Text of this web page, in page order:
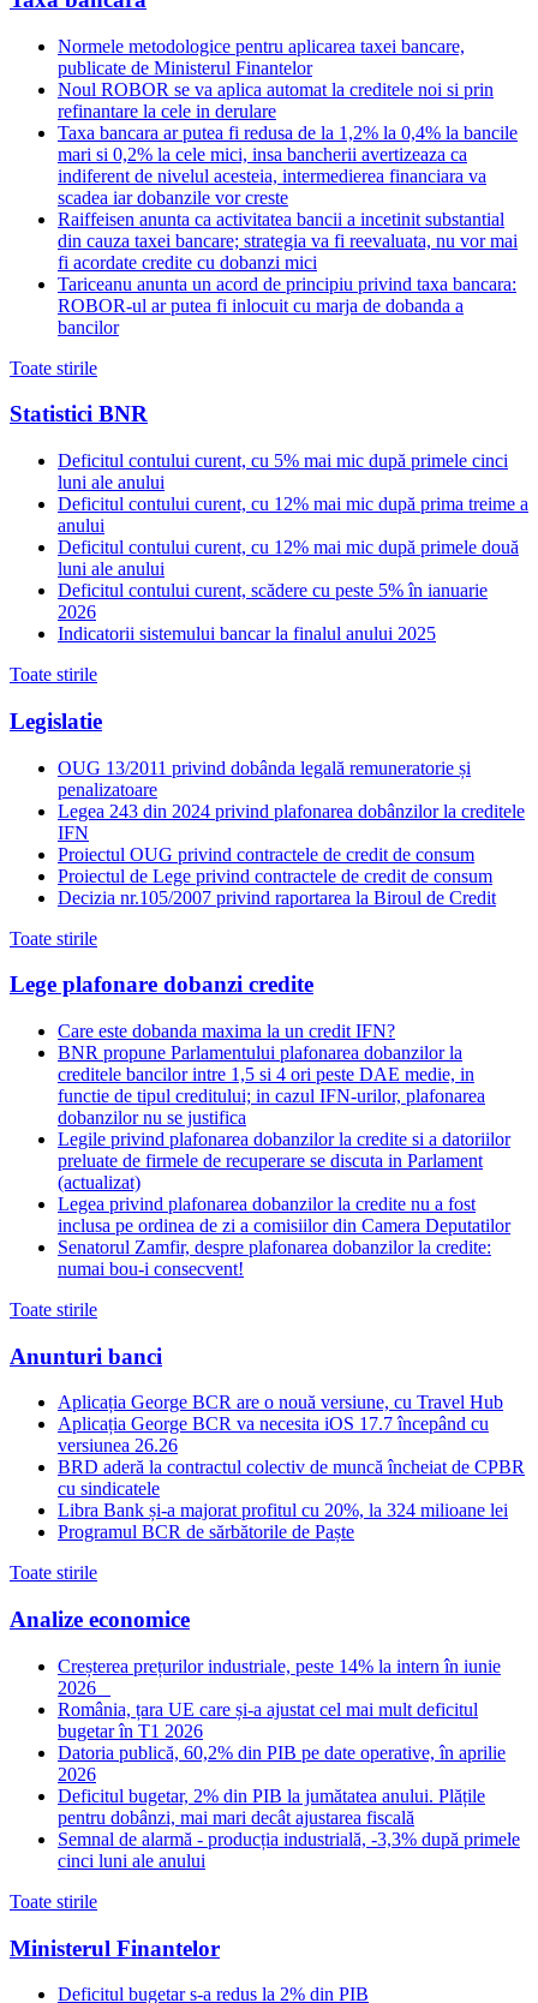
Normele metodologice pentru aplicarea taxei bancare,
publicate de Ministerul Finantelor
Noul ROBOR se va aplica automat la creditele noi si prin
refinantare la cele in derulare
Taxa bancara ar putea fi redusa de la 1,2% la 0,4% la bancile
mari si 0,2% la cele mici, insa bancherii avertizeaza ca
indiferent de nivelul acesteia, intermedierea financiara va
scadea iar dobanzile vor creste
Raiffeisen anunta ca activitatea bancii a incetinit substantial
din cauza taxei bancare; strategia va fi reevaluata, nu vor mai
fi acordate credite cu dobanzi mici
Tariceanu anunta un acord de principiu privind taxa bancara:
ROBOR-ul ar putea fi inlocuit cu marja de dobanda a
bancilor
Toate stirile
Statistici BNR
Deficitul contului curent, cu 5% mai mic după primele cinci
luni ale anului
Deficitul contului curent, cu 12% mai mic după prima treime a
anului
Deficitul contului curent, cu 12% mai mic după primele două
luni ale anului
Deficitul contului curent, scădere cu peste 5% în ianuarie
2026
Indicatorii sistemului bancar la finalul anului 2025
Toate stirile
Legislatie
OUG 13/2011 privind dobânda legală remuneratorie și
penalizatoare
Legea 243 din 2024 privind plafonarea dobânzilor la creditele
IFN
Proiectul OUG privind contractele de credit de consum
Proiectul de Lege privind contractele de credit de consum
Decizia nr.105/2007 privind raportarea la Biroul de Credit
Toate stirile
Lege plafonare dobanzi credite
Care este dobanda maxima la un credit IFN?
BNR propune Parlamentului plafonarea dobanzilor la
creditele bancilor intre 1,5 si 4 ori peste DAE medie, in
functie de tipul creditului; in cazul IFN-urilor, plafonarea
dobanzilor nu se justifica
Legile privind plafonarea dobanzilor la credite si a datoriilor
preluate de firmele de recuperare se discuta in Parlament
(actualizat)
Legea privind plafonarea dobanzilor la credite nu a fost
inclusa pe ordinea de zi a comisiilor din Camera Deputatilor
Senatorul Zamfir, despre plafonarea dobanzilor la credite:
numai bou-i consecvent!
Toate stirile
Anunturi banci
Aplicația George BCR are o nouă versiune, cu Travel Hub
Aplicația George BCR va necesita iOS 17.7 începând cu
versiunea 26.26
BRD aderă la contractul colectiv de muncă încheiat de CPBR
cu sindicatele
Libra Bank și-a majorat profitul cu 20%, la 324 milioane lei
Programul BCR de sărbătorile de Paște
Toate stirile
Analize economice
Creșterea prețurilor industriale, peste 14% la intern în iunie
2026
România, țara UE care și-a ajustat cel mai mult deficitul
bugetar în T1 2026
Datoria publică, 60,2% din PIB pe date operative, în aprilie
2026
Deficitul bugetar, 2% din PIB la jumătatea anului. Plățile
pentru dobânzi, mai mari decât ajustarea fiscală
Semnal de alarmă - producția industrială, -3,3% după primele
cinci luni ale anului
Toate stirile
Ministerul Finantelor
Deficitul bugetar s-a redus la 2% din PIB